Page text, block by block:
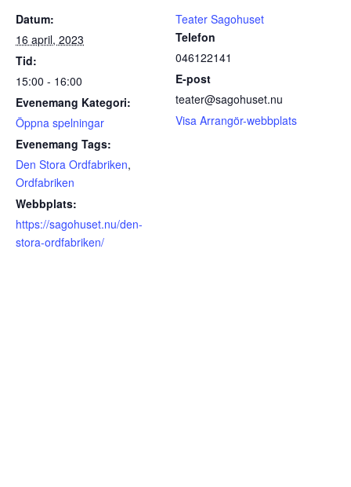
Datum:
16 april, 2023
Tid:
15:00 - 16:00
Evenemang Kategori:
Öppna spelningar
Evenemang Tags:
Den Stora Ordfabriken,
Ordfabriken
Webbplats:
https://sagohuset.nu/den-
stora-ordfabriken/
Teater Sagohuset
Telefon
046122141
E-post
teater@sagohuset.nu
Visa Arrangör-webbplats